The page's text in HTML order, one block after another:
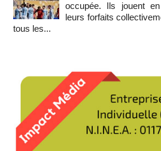
occupée. Ils jouent
leurs forfaits
tous les...